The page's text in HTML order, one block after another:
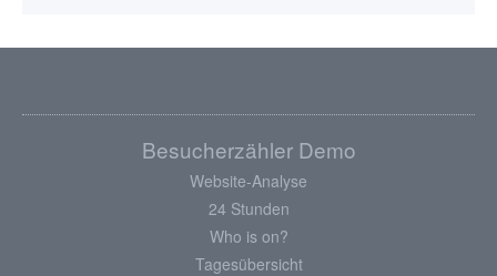
Besucherzähler Demo
Website-Analyse
24 Stunden
Who is on?
Tagesübersicht